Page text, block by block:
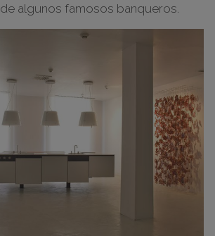
de algunos famosos banqueros.